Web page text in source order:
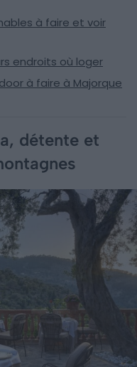
à faire et voir
endroits où loger
à faire à Majorque
détente et